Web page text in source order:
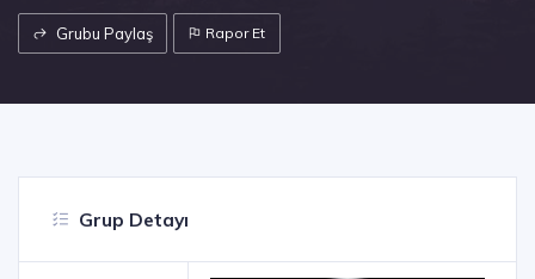
Grubu Paylaş Rapor Et
Grup Detayı